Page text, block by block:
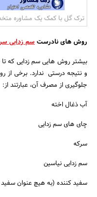
ترک گل با کمک یک مشاوره
روش های نادرستسم زدایی
بیشتر روش هایی سم زدایی که
و نتیجه درستی ندارد. برخی از
جلوگیری از مصرف آن، عبارتند از:
آب ذغال اخته
چای های سم زدایی
سرکه
سم زدایی نیاسین
سفید کننده (به هیچ عنوان